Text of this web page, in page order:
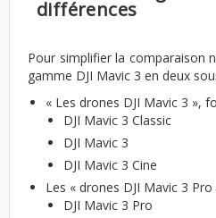
différences
Pour simplifier la comparaison
gamme DJI Mavic 3 en deux
« Les drones DJI Mavic 3 »,
DJI Mavic 3 Classic
DJI Mavic 3
DJI Mavic 3 Cine
Les « drones DJI Mavic 3
DJI Mavic 3 Pro